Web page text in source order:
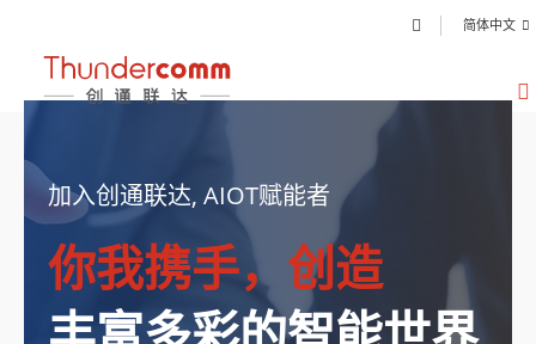
简体中文
加入创通联达, AIOT赋能者
你我携手，创造